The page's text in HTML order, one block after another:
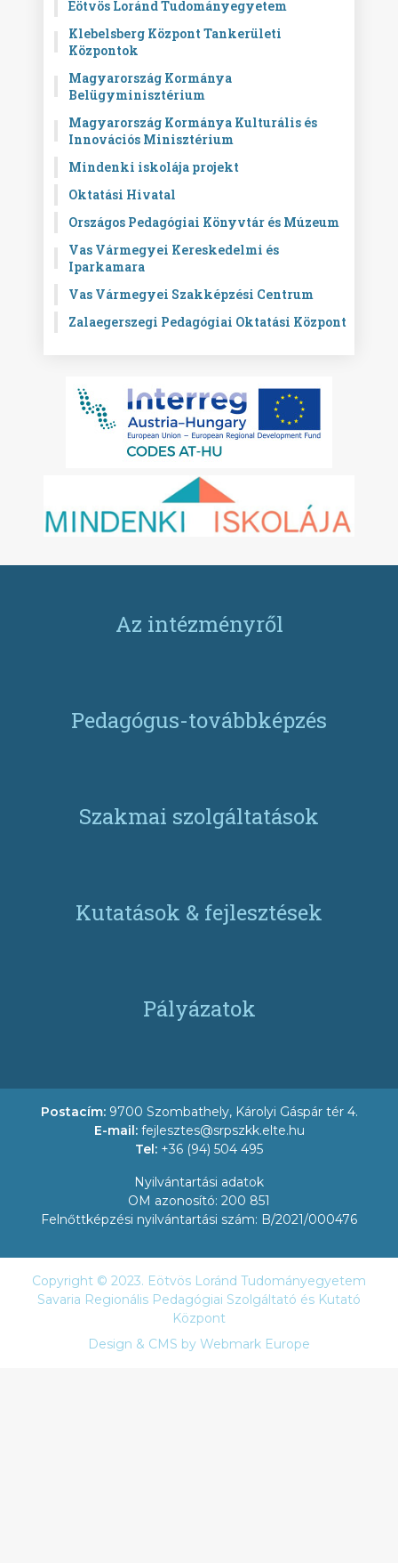
Eötvös Loránd Tudományegyetem
Klebelsberg Központ Tankerületi
Központok
Magyarország Kormánya
Belügyminisztérium
Magyarország Kormánya Kulturális és
Innovációs Minisztérium
Mindenki iskolája projekt
Oktatási Hivatal
Országos Pedagógiai Könyvtár és Múzeum
Vas Vármegyei Kereskedelmi és
Iparkamara
Vas Vármegyei Szakképzési Centrum
Zalaegerszegi Pedagógiai Oktatási Központ
Az intézményről
Pedagógus-továbbképzés
Szakmai szolgáltatások
Kutatások & fejlesztések
Pályázatok
Postacím: 9700 Szombathely, Károlyi Gáspár tér 4.
E-mail: fejlesztes@srpszkk.elte.hu
Tel: +36 (94) 504 495
Nyilvántartási adatok
OM azonosító: 200 851
Felnőttképzési nyilvántartási szám: B/2021/000476
Copyright © 2023. Eötvös Loránd Tudományegyetem
Savaria Regionális Pedagógiai Szolgáltató és Kutató
Központ
Design & CMS by Webmark Europe